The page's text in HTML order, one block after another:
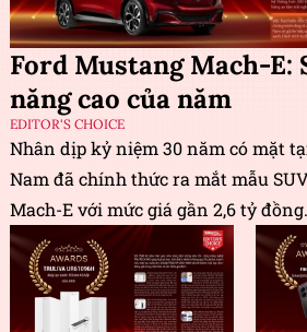
Ford Mustang Mach-E:
năng cao của năm
EDITOR'S CHOICE
Nhân dịp kỷ niệm 30 năm có mặt
Nam đã chính thức ra mắt mẫu
Mach-E với mức giá gần 2,6 tỷ đồng.